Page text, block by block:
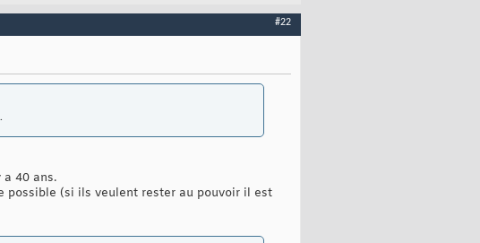
#22
40 ans.
possible (si ils veulent rester au pouvoir il est